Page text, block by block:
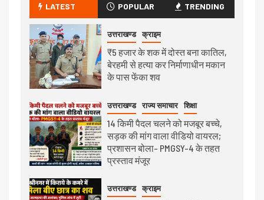
LATEST POPULAR TRENDING
उत्तराखण्ड क्राइम
₹5 हजार के शक में दोस्त बना कातिल,
बेरहमी से हत्या कर निर्माणाधीन मकान
के पास फेंका शव
उत्तराखण्ड राज्य समाचार शिक्षा
14 किमी पैदल चलने को मजबूर बच्चे,
सड़क की मांग वाला वीडियो वायरल;
प्रशासन बोला- PMGSY-4 के तहत
प्रस्ताव मंजूर
उत्तराखण्ड क्राइम